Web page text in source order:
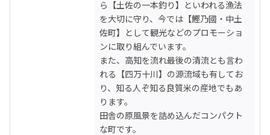
ら【土佐の一本釣り】といわれる漁法
を大切に守り、今では【鰹乃國・中土
佐町】として観光などのプロモーショ
ンに取り組んでいます。
また、高知を流れ最後の清流とも言わ
れる【四万十川】の源流域も有してお
り、知る人ぞ知る良質米の産地でもあ
ります。
田舎の原風景を詰め込んだコンパクト
な町です。